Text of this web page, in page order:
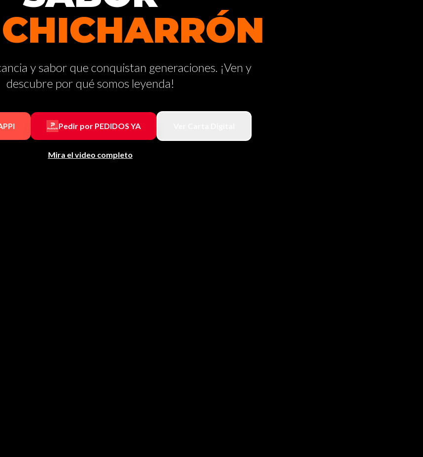
y sabor que conquistan generaciones. ¡Ven y
descubre por qué somos leyenda!
Pedir por PEDIDOS YA
Mira el video completo